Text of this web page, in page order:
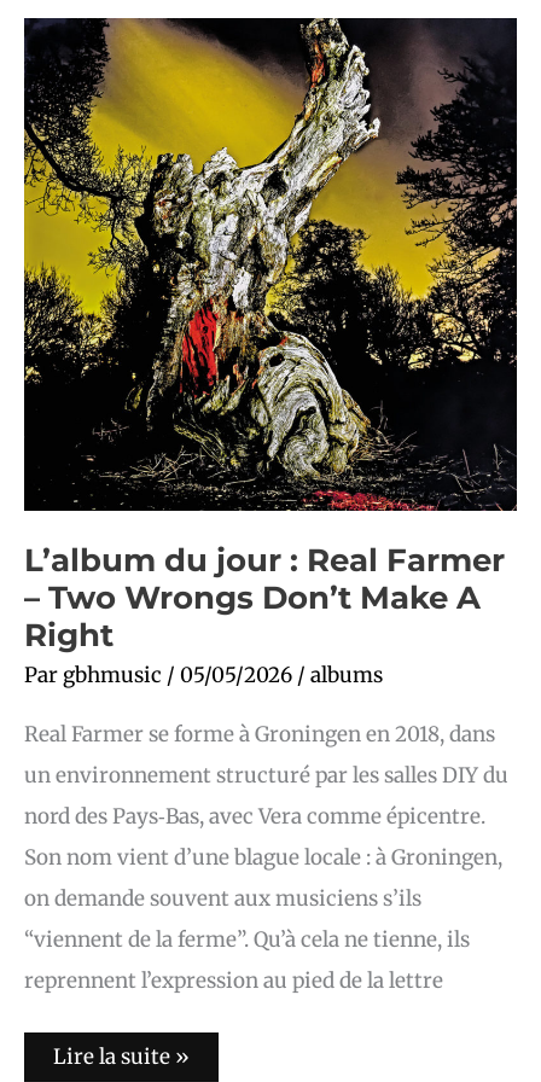
L’album du jour : Real Farmer
– Two Wrongs Don’t Make A
Right
Par gbhmusic / 05/05/2026 / albums
Real Farmer se forme à Groningen en 2018, dans
un environnement structuré par les salles DIY du
nord des Pays‑Bas, avec Vera comme épicentre.
Son nom vient d’une blague locale : à Groningen,
on demande souvent aux musiciens s’ils
“viennent de la ferme”. Qu’à cela ne tienne, ils
reprennent l’expression au pied de la lettre
L’album
du
jour
:
Real
Farmer
–
Two
Wrongs
Don’t
Make
Right
Lire la suite »